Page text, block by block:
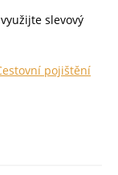
slevový
pojištění